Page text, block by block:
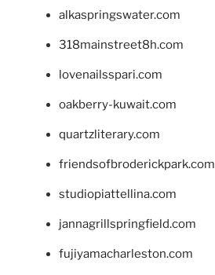
alkaspringswater.com
318mainstreet8h.com
lovenailsspari.com
oakberry-kuwait.com
quartzliterary.com
friendsofbroderickpark.com
studiopiattellina.com
jannagrillspringfield.com
fujiyamacharleston.com